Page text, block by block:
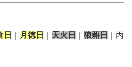
日 月徳日 天火日 狼藉日
｜丙